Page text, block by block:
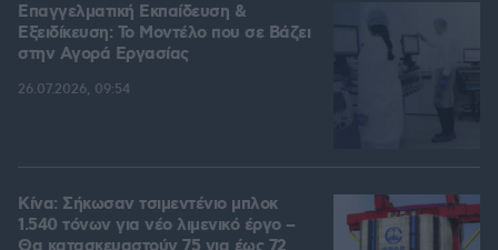
Επαγγελματική Εκπαίδευση &
Εξειδίκευση: Το Mοντέλο που σε Bάζει
στην Aγορά Eργασίας
26.07.2026, 09:54
Κίνα: Σήκωσαν τσιμεντένιο μπλοκ
1.540 τόνων για νέο λιμενικό έργο –